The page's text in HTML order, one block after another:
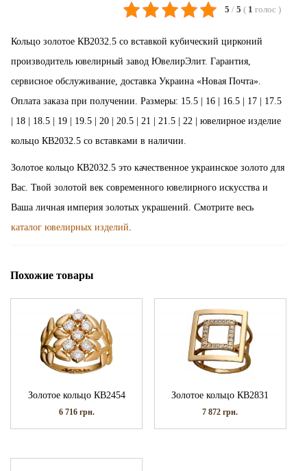
5 / 5 ( 1 голос )
Кольцо золотое КВ2032.5 со вставкой кубический цирконий
производитель ювелирный завод ЮвелирЭлит. Гарантия,
сервисное обслуживание, доставка Украина «Новая Почта».
Оплата заказа при получении. Размеры: 15.5 | 16 | 16.5 | 17 | 17.5
| 18 | 18.5 | 19 | 19.5 | 20 | 20.5 | 21 | 21.5 | 22 | ювелирное изделие
кольцо КВ2032.5 со вставками в наличии.
Золотое кольцо КВ2032.5 это качественное украинское золото для
Вас. Твой золотой век современного ювелирного искусства и
Ваша личная империя золотых украшений. Смотрите весь
каталог ювелирных изделий
Похожие товары
Золотое кольцо КВ2454
6 716 грн.
Золотое кольцо КВ2831
7 872грн.